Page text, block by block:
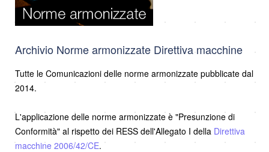
Archivio Norme armonizzate Direttiva macchine
Tutte le Comunicazioni delle norme armonizzate pubblicate dal
2014.
L'applicazione delle norme armonizzate è "Presunzione di
Conformità" al rispetto dei RESS dell'Allegato I della Direttiva
macchine 2006/42/CE.